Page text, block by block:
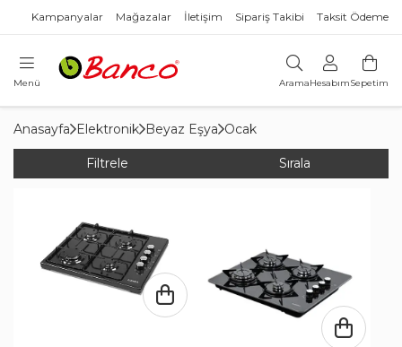
Kampanyalar Mağazalar İletişim Sipariş Takibi Taksit Ödeme
Menü AramaHesabımSepetim
Anasayfa Elektronik Beyaz Eşya Ocak
Filtrele Sırala